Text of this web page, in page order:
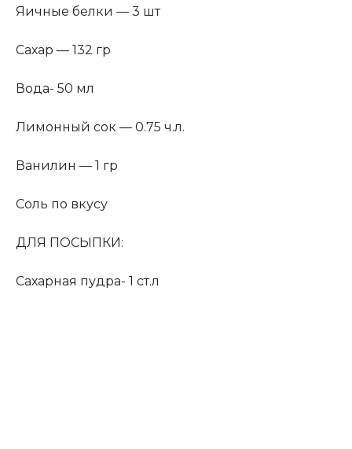
Яичные белки — 3 шт
Сахар — 132 гр
Вода- 50 мл
Лимонный сок — 0.75 ч.л.
Ванилин — 1 гр
Соль по вкусу
ДЛЯ ПОСЫПКИ:
Сахарная пудра- 1 ст.л